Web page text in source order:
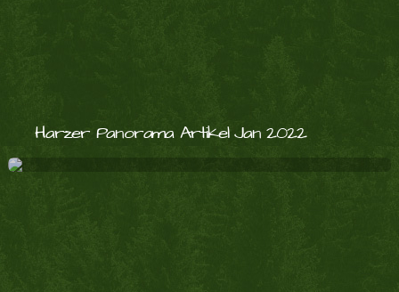
Harzer Panorama Artikel Jan 2022